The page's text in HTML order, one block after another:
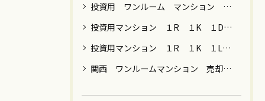
投資用 ワンルーム マンション 男性 女性 運用目的 売却 大阪 京都 神戸 東京 横浜 川崎 名古屋 福岡
投資用マンション １R １K １DK ファミリー 売却 大阪 京都 神戸 東京 神奈川 名古屋 福岡
投資用マンション １R １K １LDK 節税 年金 保険 女性向け 売却 贈与 大阪 京都 神戸 東京都内 川崎 横浜
関西 ワンルームマンション 売却 築年数 ローン